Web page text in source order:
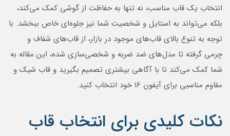
انتخاب یک قاب مناسب، نه تنها به حفاظت از گوشی کمک می‌کند،
بلکه می‌تواند به استایل و شخصیت شما نیز جلوه‌ای خاص ببخشد. با
توجه به تنوع بالای قاب‌های موجود در بازار، از قاب‌های شفاف و
چرمی گرفته تا مدل‌های ضد ضربه و شخصی‌سازی شده، این مقاله به
شما کمک می‌کند تا با آگاهی بیشتری تصمیم بگیرید و قاب شیک و
مقاوم مناسبی برای آیفون 16 خود انتخاب کنید.
نکات کلیدی برای انتخاب قاب